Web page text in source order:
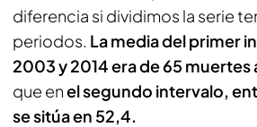
diferencia si dividimos la serie
periodos. La media del primer
2003 y 2014 era de 65 muertes
que enel segundo intervalo,
se sitúa en 52,4.